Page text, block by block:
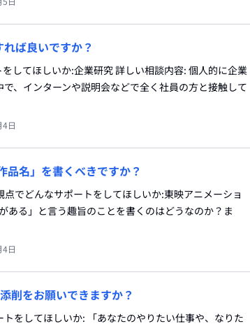
ば良いですか？
してほしいか:企業研究 詳しい相談内容: 個人的に企業
、インターンや説明会などで全く社員の方と接触して
日
品名」を書くべきですか？
でどんなサポートをしてほしいか:東映アニメーショ
ある」と言う趣旨のことを書くのはどうなのか？ま
日
削をお願いできますか？
をしてほしいか: 「あなたのやりたい仕事や、なりた